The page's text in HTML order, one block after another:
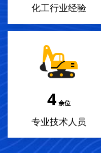
化工行业经验
4 余位
专业技术人员